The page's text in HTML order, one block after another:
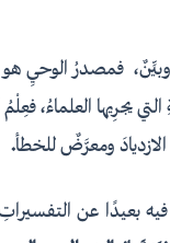
فمصدرُ الوحيِ هو
يجرِيها العلماءُ،
ومعرَّضٌ للخطأ.
بعيدًا عن